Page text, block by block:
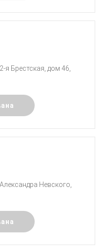
я Брестская, дом 46,
Невского,